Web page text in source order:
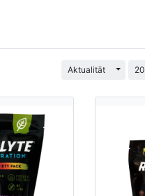
Aktualität 20